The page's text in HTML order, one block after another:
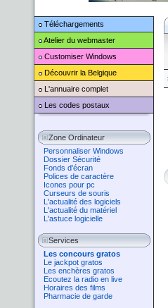
Téléchargements
Atelier du webmaster
Customiser Windows
Découvrir la Belgique
L'annuaire complet
Les codes postaux
Zone Ordinateur
Personnaliser Windows
Dossier Sécurité
Fonds d'écran
Polices de caractère
Icones pour pc
Curseurs de souris
L'actualité des logiciels
L'actualité du matériel
L'astuce logicielle
Services
Les concours gratos
Le jackpot gratos
Les enchères gratos
Ecoutez la radio en live
Horaires des films
Pharmacie de garde